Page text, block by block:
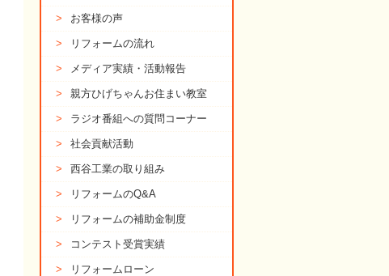
> お客様の声
> リフォームの流れ
> メディア実績・活動報告
> 親方ひげちゃんお住まい教室
> ラジオ番組への質問コーナー
> 社会貢献活動
> 西谷工業の取り組み
> リフォームのQ&A
> リフォームの補助金制度
> コンテスト受賞実績
> リフォームローン